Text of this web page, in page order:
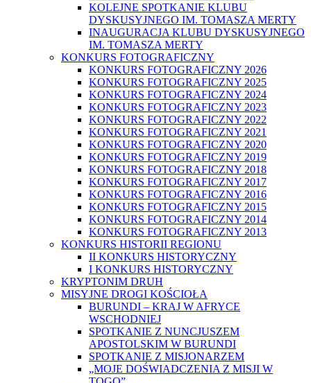
KOLEJNE SPOTKANIE KLUBU
DYSKUSYJNEGO IM. TOMASZA MERTY
INAUGURACJA KLUBU DYSKUSYJNEGO
IM. TOMASZA MERTY
KONKURS FOTOGRAFICZNY
KONKURS FOTOGRAFICZNY 2026
KONKURS FOTOGRAFICZNY 2025
KONKURS FOTOGRAFICZNY 2024
KONKURS FOTOGRAFICZNY 2023
KONKURS FOTOGRAFICZNY 2022
KONKURS FOTOGRAFICZNY 2021
KONKURS FOTOGRAFICZNY 2020
KONKURS FOTOGRAFICZNY 2019
KONKURS FOTOGRAFICZNY 2018
KONKURS FOTOGRAFICZNY 2017
KONKURS FOTOGRAFICZNY 2016
KONKURS FOTOGRAFICZNY 2015
KONKURS FOTOGRAFICZNY 2014
KONKURS FOTOGRAFICZNY 2013
KONKURS HISTORII REGIONU
II KONKURS HISTORYCZNY
I KONKURS HISTORYCZNY
KRYPTONIM DRUH
MISYJNE DROGI KOŚCIOŁA
BURUNDI – KRAJ W AFRYCE
WSCHODNIEJ
SPOTKANIE Z NUNCJUSZEM
APOSTOLSKIM W BURUNDI
SPOTKANIE Z MISJONARZEM
„MOJE DOŚWIADCZENIA Z MISJI W